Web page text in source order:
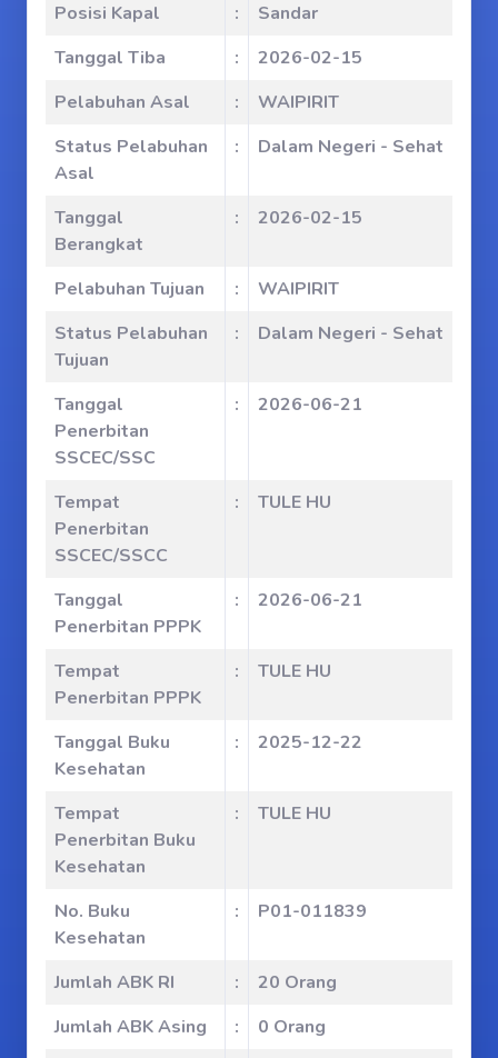
Posisi Kapal
:
Sandar
Tanggal Tiba
:
2026-02-15
Pelabuhan Asal
:
WAIPIRIT
Status Pelabuhan
Asal
: Dalam Negeri - Sehat
Tanggal
Berangkat
: 2026-02-15
Pelabuhan Tujuan :
WAIPIRIT
Status Pelabuhan
Tujuan
: Dalam Negeri - Sehat
Tanggal
Penerbitan
SSCEC/SSC
: 2026-06-21
Tempat
Penerbitan
SSCEC/SSCC
: TULE HU
Tanggal
Penerbitan PPPK
: 2026-06-21
Tempat
Penerbitan PPPK
: TULE HU
Tanggal Buku
Kesehatan
: 2025-12-22
Tempat
Penerbitan Buku
Kesehatan
: TULE HU
No. Buku
Kesehatan
: P01-011839
Jumlah ABK RI :
20 Orang
Jumlah ABK Asing
:
0 Orang